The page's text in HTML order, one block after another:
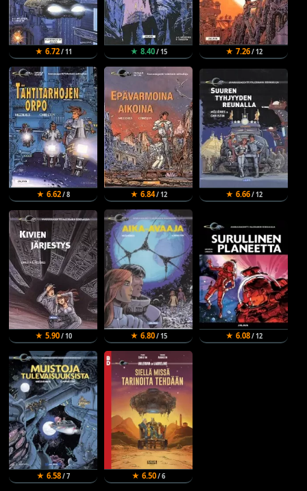
★ 6.72/ 11 ★ 8.40/ 15 ★ 7.26/ 12
★ 6.62/ 8 ★ 6.84/ 12 ★ 6.66/ 12
★ 5.90/ 10 ★ 6.80/ 15 ★ 6.08/ 12
★ 6.58/ 7 ★ 6.50/ 6